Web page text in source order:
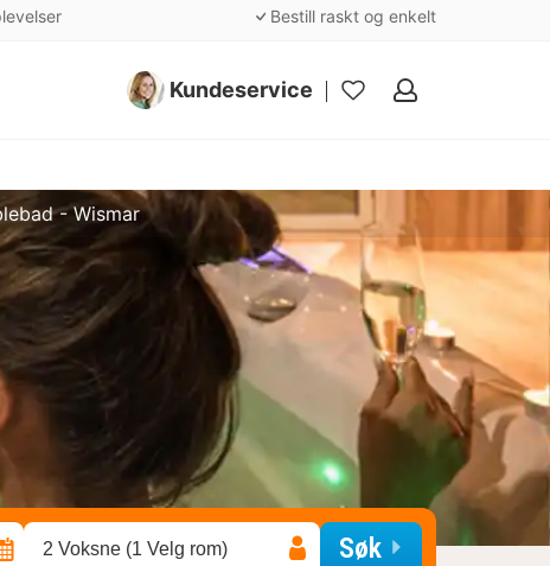
Bestill raskt og enkelt
Kundeservice
Mine
- Wismar
2 Voksne (1 Velg rom) Søk